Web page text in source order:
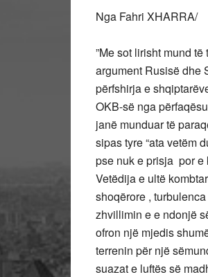
Nga Fahri XHARRA/
”Me sot lirisht mund
argument Rusisë dhe
përfshirja e
OKB-së nga
janë munduar të
sipas tyre “ata vetëm
pse nuk e prisja por e
Vetëdija e ultë
shoqërore ,
zhvillimin e e ndonjë
ofron një mjedis
terrenin për një
suazat e luftës së